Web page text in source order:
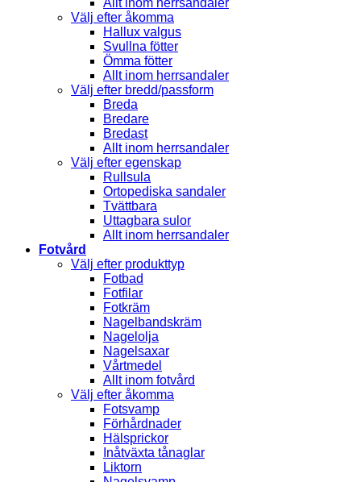
Allt inom herrsandaler
Välj efter åkomma
Hallux valgus
Svullna fötter
Ömma fötter
Allt inom herrsandaler
Välj efter bredd/passform
Breda
Bredare
Bredast
Allt inom herrsandaler
Välj efter egenskap
Rullsula
Ortopediska sandaler
Tvättbara
Uttagbara sulor
Allt inom herrsandaler
Fotvård
Välj efter produkttyp
Fotbad
Fotfilar
Fotkräm
Nagelbandskräm
Nagelolja
Nagelsaxar
Vårtmedel
Allt inom fotvård
Välj efter åkomma
Fotsvamp
Förhårdnader
Hälsprickor
Inåtväxta tånaglar
Liktorn